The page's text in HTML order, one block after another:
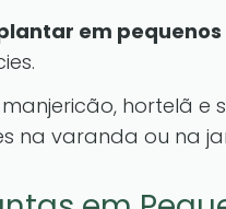
em pequenos
hortelã e
na varanda ou na